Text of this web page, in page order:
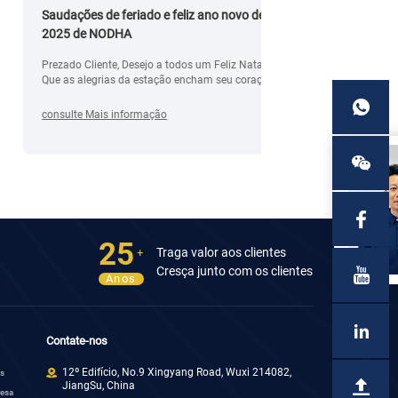
Saudações de feriado e feliz ano novo de
2025 de NODHA
Prezado Cliente, Desejo a todos um Feliz Natal
Que as alegrias da estação encham seu coração
Natal acrescente mais brilho e espalhe sorrisos ao
consulte Mais informação consulte Mais
25 +
Anos
Traga valor aos clientes
Cresça junto com os clientes
Contate-nos
12º Edifício, No.9 Xingyang Road, Wuxi 214082,
JiangSu, China